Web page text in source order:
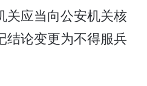
关应当向公安机关核
结论变更为不得服兵